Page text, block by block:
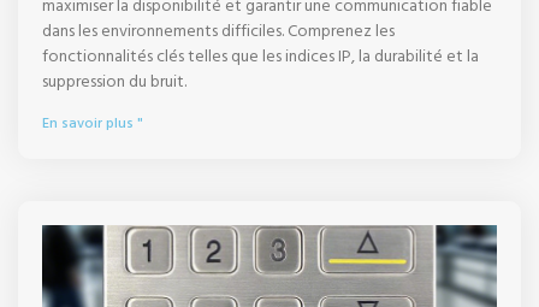
dans les environnements difficiles. Comprenez les
fonctionnalités clés telles que les indices IP, la durabilité et la
suppression du bruit.
En savoir plus "